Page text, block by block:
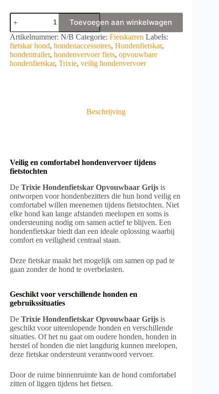
Trixie
Hondenfietskar
Opvouwbaar
Grijs
aantal
Toevoegen aan winkelwagen
A
l
t
e
Artikelnummer: N/B Categorie: Fietskarren Labels:
fietskar hond, hondenaccessoires, Hondenfietskar,
hondentrailer, hondenvervoer fiets, opvouwbare
hondenfietskar, Trixie, veilig hondenvervoer
Beschrijving
Veilig en comfortabel hondenvervoer tijdens
fietstochten
De Trixie Hondenfietskar Opvouwbaar Grijs is
ontworpen voor hondenbezitters die hun hond veilig en
comfortabel willen meenemen tijdens fietstochten. Niet
elke hond kan lange afstanden meelopen en soms is
ondersteuning nodig om samen actief te blijven. Een
hondenfietskar biedt dan een ideale oplossing waarbij
comfort en veiligheid centraal staan.
Deze fietskar maakt het mogelijk om samen op pad te
gaan zonder de hond te overbelasten.
Geschikt voor verschillende honden en
gebruikssituaties
De Trixie Hondenfietskar Opvouwbaar Grijs is
geschikt voor uiteenlopende honden en verschillende
situaties. Of het nu gaat om oudere honden, honden in
herstel of honden die niet langdurig kunnen meelopen,
deze fietskar ondersteunt verantwoord vervoer.
Door de ruime binnenruimte kan de hond comfortabel
zitten of liggen tijdens het fietsen.